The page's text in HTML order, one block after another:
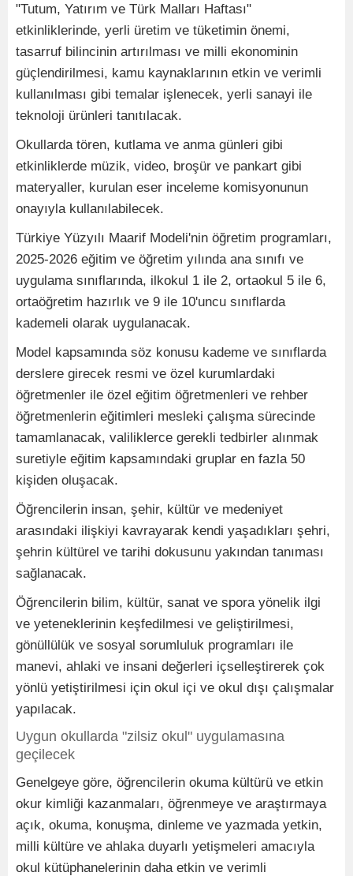
"Tutum, Yatırım ve Türk Malları Haftası"
etkinliklerinde, yerli üretim ve tüketimin önemi,
tasarruf bilincinin artırılması ve milli ekonominin
güçlendirilmesi, kamu kaynaklarının etkin ve verimli
kullanılması gibi temalar işlenecek, yerli sanayi ile
teknoloji ürünleri tanıtılacak.
Okullarda tören, kutlama ve anma günleri gibi
etkinliklerde müzik, video, broşür ve pankart gibi
materyaller, kurulan eser inceleme komisyonunun
onayıyla kullanılabilecek.
Türkiye Yüzyılı Maarif Modeli'nin öğretim programları,
2025-2026 eğitim ve öğretim yılında ana sınıfı ve
uygulama sınıflarında, ilkokul 1 ile 2, ortaokul 5 ile 6,
ortaöğretim hazırlık ve 9 ile 10'uncu sınıflarda
kademeli olarak uygulanacak.
Model kapsamında söz konusu kademe ve sınıflarda
derslere girecek resmi ve özel kurumlardaki
öğretmenler ile özel eğitim öğretmenleri ve rehber
öğretmenlerin eğitimleri mesleki çalışma sürecinde
tamamlanacak, valiliklerce gerekli tedbirler alınmak
suretiyle eğitim kapsamındaki gruplar en fazla 50
kişiden oluşacak.
Öğrencilerin insan, şehir, kültür ve medeniyet
arasındaki ilişkiyi kavrayarak kendi yaşadıkları şehri,
şehrin kültürel ve tarihi dokusunu yakından tanıması
sağlanacak.
Öğrencilerin bilim, kültür, sanat ve spora yönelik ilgi
ve yeteneklerinin keşfedilmesi ve geliştirilmesi,
gönüllülük ve sosyal sorumluluk programları ile
manevi, ahlaki ve insani değerleri içselleştirerek çok
yönlü yetiştirilmesi için okul içi ve okul dışı çalışmalar
yapılacak.
Uygun okullarda "zilsiz okul" uygulamasına
geçilecek
Genelgeye göre, öğrencilerin okuma kültürü ve etkin
okur kimliği kazanmaları, öğrenmeye ve araştırmaya
açık, okuma, konuşma, dinleme ve yazmada yetkin,
milli kültüre ve ahlaka duyarlı yetişmeleri amacıyla
okul kütüphanelerinin daha etkin ve verimli